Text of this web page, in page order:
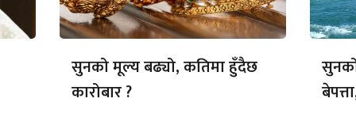
सुनको मूल्य बढ्यो, कतिमा हुँदैछ
कारोबार ?